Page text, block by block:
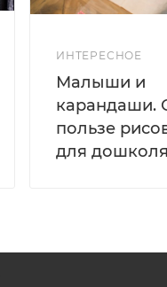
ИНТЕРЕСНОЕ
Малыши и
карандаши.
пользе
для